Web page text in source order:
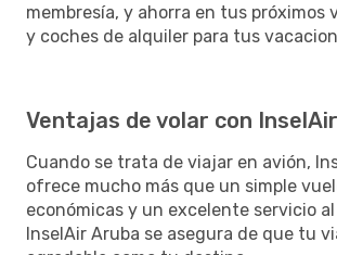
membresía, y ahorra en tus próximos
y coches de alquiler para tus
Ventajas de volar con
Cuando se trata de viajar en avión,
ofrece mucho más que un simple
económicas y un excelente servicio
InselAir Aruba se asegura de que tu